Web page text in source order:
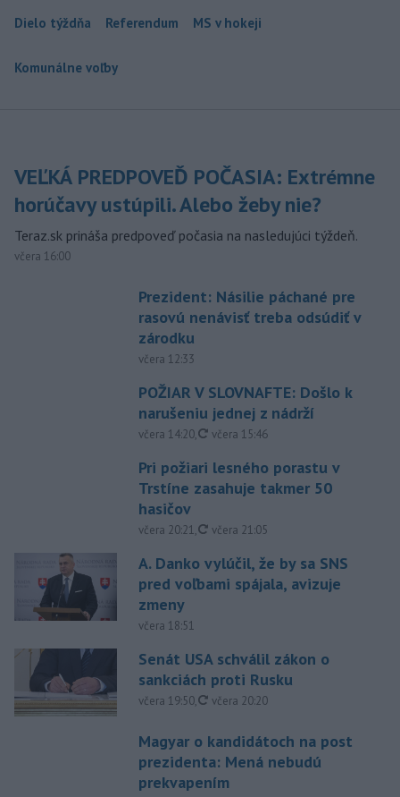
Dielo týždňa Referendum MS v hokeji
Komunálne voľby
VEĽKÁ PREDPOVEĎ POČASIA: Extrémne
horúčavy ustúpili. Alebo žeby nie?
Teraz.sk prináša predpoveď počasia na nasledujúci týždeň.
včera 16:00
Prezident: Násilie páchané pre
rasovú nenávisť treba odsúdiť v
zárodku
včera 12:33
POŽIAR V SLOVNAFTE: Došlo k
narušeniu jednej z nádrží
včera 14:20, aktualizované
včera 15:46
Pri požiari lesného porastu v
Trstíne zasahuje takmer 50
hasičov
včera 20:21, aktualizované
včera 21:05
A. Danko vylúčil, že by sa SNS
pred voľbami spájala, avizuje
zmeny
včera 18:51
Senát USA schválil zákon o
sankciách proti Rusku
včera 19:50, aktualizované
včera 20:20
Magyar o kandidátoch na post
prezidenta: Mená nebudú
prekvapením